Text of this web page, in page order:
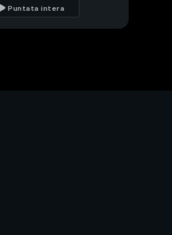
sua Sabbry tornano a
Zelig - Facciamo
Cabaret 1997
Puntata intera